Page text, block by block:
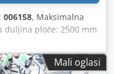
006158, Maksimalna
duljina ploče: 2500 mm
Pozicioniranje
Mali oglasi